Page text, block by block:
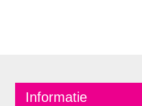
Informatie